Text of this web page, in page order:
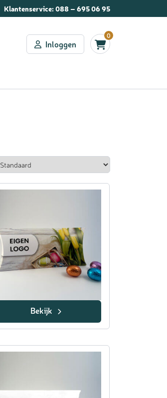
Klantenservice:088 – 695 06 95
Inloggen
0
Bekijk